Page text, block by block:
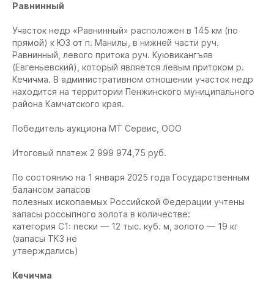
Равнинный
Участок недр «Равнинный» расположен в 145 км (по
прямой) к ЮЗ от п. Манилы, в нижней части руч.
Равнинный, левого притока руч. Куювикангъяв
(Евгеньевский), который является левым притоком р.
Кечичма. В административном отношении участок недр
находится на территории Пенжинского муниципального
района Камчатского края.
Победитель аукциона МТ Сервис, ООО
Итоговый платеж 2 999 974,75 руб.
По состоянию на 1 января 2025 года Государственным
балансом запасов
полезных ископаемых Российской Федерации учтены
запасы россыпного золота в количестве:
категория С1: пески — 12 тыс. куб. м, золото — 19 кг
(запасы ТКЗ не
утверждались)
Кечичма